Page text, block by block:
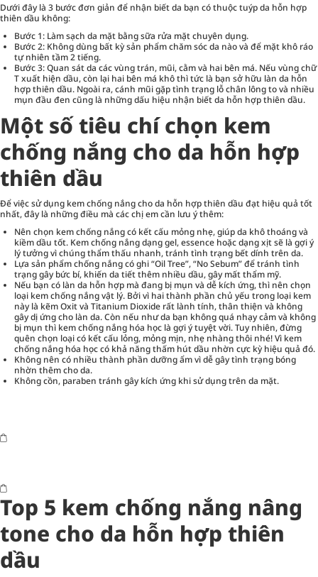
Dưới đây là 3 bước đơn giản để nhận biết da bạn có thuộc tuýp da hỗn hợp
thiên dầu không:
Bước 1: Làm sạch da mặt bằng sữa rửa mặt chuyên dụng.
Bước 2: Không dùng bất kỳ sản phẩm chăm sóc da nào và để mặt khô ráo
tự nhiên tầm 2 tiếng.
Bước 3: Quan sát da các vùng trán, mũi, cằm và hai bên má. Nếu vùng chữ
T xuất hiện dầu, còn lại hai bên má khô thì tức là bạn sở hữu làn da hỗn
hợp thiên dầu. Ngoài ra, cánh mũi gặp tình trạng lỗ chân lông to và nhiều
mụn đầu đen cũng là những dấu hiệu nhận biết da hỗn hợp thiên dầu.
Một số tiêu chí chọn kem
chống nắng cho da hỗn hợp
thiên dầu
Để việc sử dụng kem chống nắng cho da hỗn hợp thiên dầu đạt hiệu quả tốt
nhất, đây là những điều mà các chị em cần lưu ý thêm:
Nên chọn kem chống nắng có kết cấu mỏng nhẹ, giúp da khô thoáng và
kiềm dầu tốt. Kem chống nắng dạng gel, essence hoặc dạng xịt sẽ là gợi ý
lý tưởng vì chúng thẩm thấu nhanh, tránh tình trạng bết dính trên da.
Lựa sản phẩm chống nắng có ghi “Oil Tree”, “No Sebum” để tránh tình
trạng gây bức bí, khiến da tiết thêm nhiều dầu, gây mất thẩm mỹ.
Nếu bạn có làn da hỗn hợp mà đang bị mụn và dễ kích ứng, thì nên chọn
loại kem chống nắng vật lý. Bởi vì hai thành phần chủ yếu trong loại kem
này là kẽm Oxit và Titanium Dioxide rất lành tính, thân thiện và không
gây dị ứng cho làn da. Còn nếu như da bạn không quá nhạy cảm và không
bị mụn thì kem chống nắng hóa học là gợi ý tuyệt vời. Tuy nhiên, đừng
quên chọn loại có kết cấu lỏng, mỏng mịn, nhẹ nhàng thôi nhé! Vì kem
chống nắng hóa học có khả năng thấm hút dầu nhờn cực kỳ hiệu quả đó.
Không nên có nhiều thành phần dưỡng ẩm vì dễ gây tình trạng bóng
nhờn thêm cho da.
Không cồn, paraben tránh gây kích ứng khi sử dụng trên da mặt.
Top 5 kem chống nắng nâng
tone cho da hỗn hợp thiên
dầu